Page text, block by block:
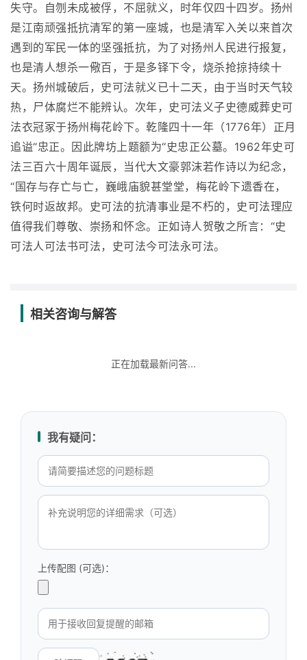
失守。自刎未成被俘，不屈就义，时年仅四十四岁。扬州
是江南顽强抵抗清军的第一座城，也是清军入关以来首次
遇到的军民一体的坚强抵抗，为了对扬州人民进行报复，
也是清人想杀一儆百，于是多铎下令，烧杀抢掠持续十
天。扬州城破后，史可法就义已十二天，由于当时天气较
热，尸体腐烂不能辨认。次年，史可法义子史德威葬史可
法衣冠冢于扬州梅花岭下。乾隆四十一年（1776年）正月
追谥“忠正。因此牌坊上题额为“史忠正公墓。1962年史可
法三百六十周年诞辰，当代大文豪郭沫若作诗以为纪念，
“国存与存亡与亡，巍峨庙貌甚堂堂，梅花岭下遗香在，
铁何时返故邦。史可法的抗清事业是不朽的，史可法理应
值得我们尊敬、崇扬和怀念。正如诗人贺敬之所言：“史
可法人可法书可法，史可法今可法永可法。
相关咨询与解答
正在加载最新问答...
我有疑问：
上传配图 (可选)：